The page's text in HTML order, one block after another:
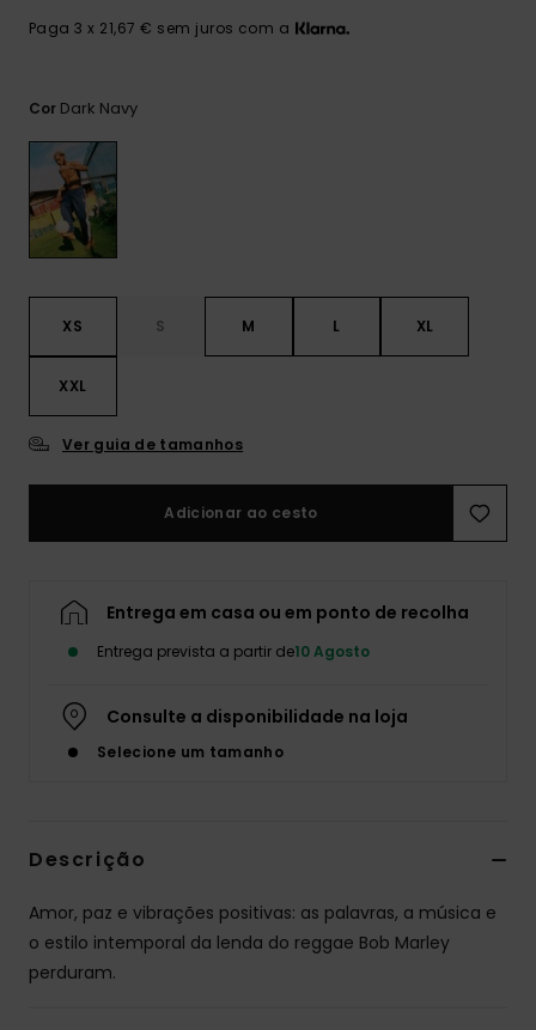
formulário de
Paga 3 x 21,67 € sem juros com a
Cor Dark Navy
XS S M L XL
XXL
Ver guia de tamanhos
Adicionar ao cesto
Entrega em casa ou em ponto de recolha
Entrega prevista a partir de10 Agosto
Consulte a disponibilidade na loja
Selecione um tamanho
Descrição
Amor, paz e vibrações positivas: as palavras, a música e
o estilo intemporal da lenda do reggae Bob Marley
perduram.